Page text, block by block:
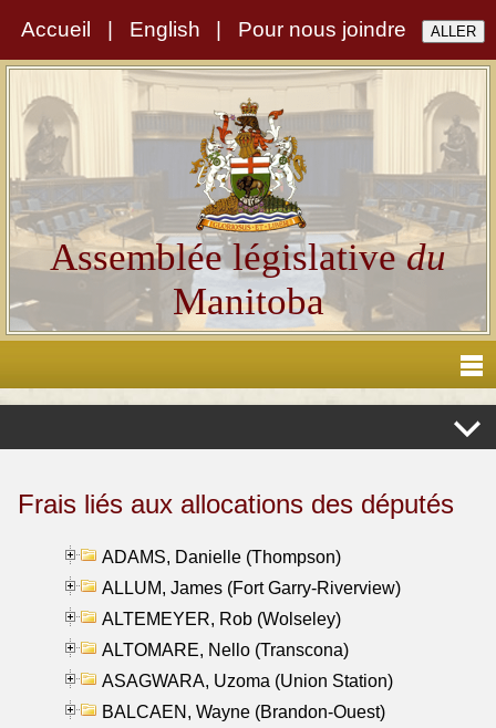
Accueil English Pour nous joindre
Assemblée législativedu
Manitoba
Frais liés aux allocations des députés
ADAMS, Danielle (Thompson)
ALLUM, James (Fort Garry-Riverview)
ALTEMEYER, Rob (Wolseley)
ALTOMARE, Nello (Transcona)
ASAGWARA, Uzoma (Union Station)
BALCAEN, Wayne (Brandon-Ouest)